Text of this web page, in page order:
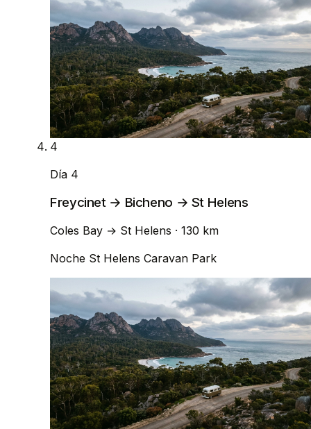
4
Día 4
Freycinet → Bicheno → St Helens
Coles Bay → St Helens · 130 km
Noche St Helens Caravan Park